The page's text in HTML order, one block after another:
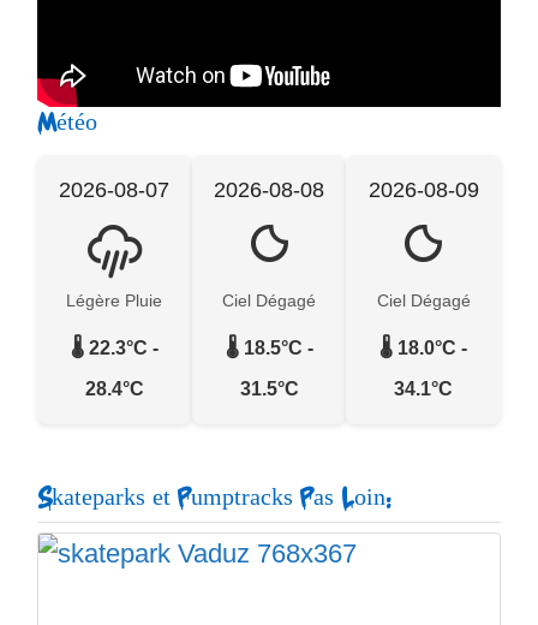
Météo
2026-08-07
Légère Pluie
🌡️ 22.3°C -
28.4°C
2026-08-08
Ciel Dégagé
🌡️ 18.5°C -
31.5°C
2026-08-09
Ciel Dégagé
🌡️ 18.0°C -
34.1°C
Skateparks et Pumptracks Pas Loin: